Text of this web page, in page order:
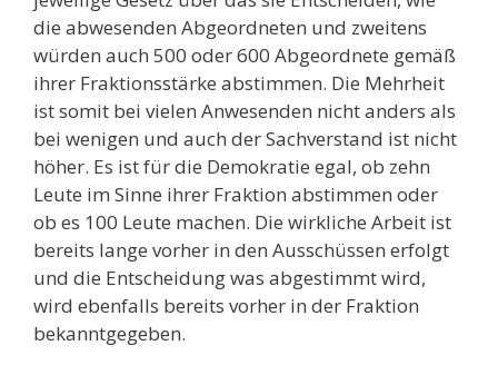
die abwesenden Abgeordneten und zweitens
würden auch 500 oder 600 Abgeordnete gemäß
ihrer Fraktionsstärke abstimmen. Die Mehrheit
ist somit bei vielen Anwesenden nicht anders als
bei wenigen und auch der Sachverstand ist nicht
höher. Es ist für die Demokratie egal, ob zehn
Leute im Sinne ihrer Fraktion abstimmen oder
ob es 100 Leute machen. Die wirkliche Arbeit ist
bereits lange vorher in den Ausschüssen erfolgt
und die Entscheidung was abgestimmt wird,
wird ebenfalls bereits vorher in der Fraktion
bekanntgegeben.